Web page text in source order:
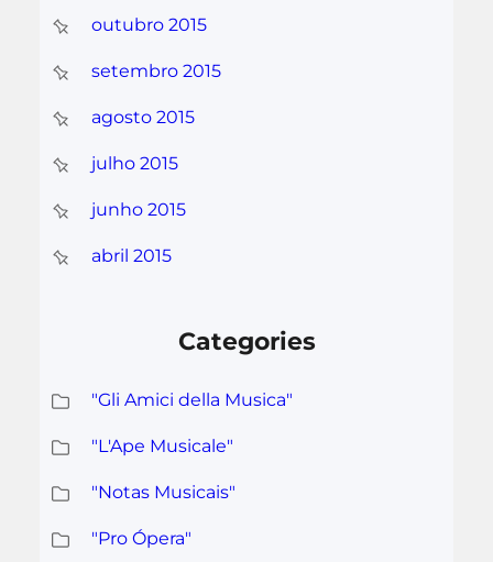
outubro 2015
setembro 2015
agosto 2015
julho 2015
junho 2015
abril 2015
Categories
"Gli Amici della Musica"
"L'Ape Musicale"
"Notas Musicais"
"Pro Ópera"